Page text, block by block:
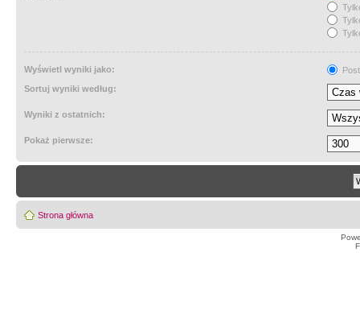
Wyświetl wyniki jako:
Sortuj wyniki według:
Wyniki z ostatnich:
Pokaż pierwsze:
Strona główna